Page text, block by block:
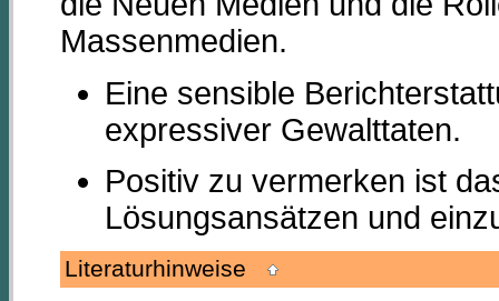
Massenmedien.
Eine sensible
expressiver Gewalttaten.
Positiv zu vermerken ist
Lösungsansätzen und
Literaturhinweise